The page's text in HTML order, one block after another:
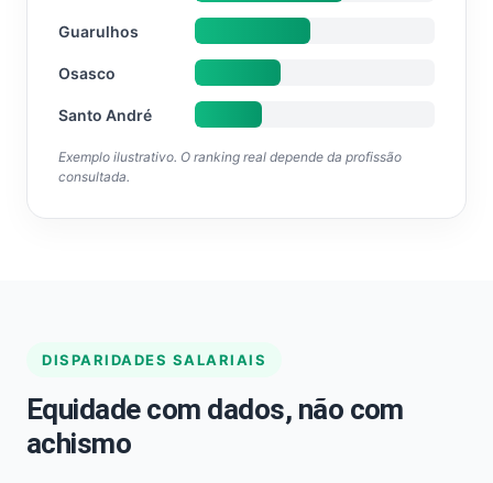
Guarulhos
Osasco
Santo André
Exemplo ilustrativo. O ranking real depende da profissão
consultada.
DISPARIDADES SALARIAIS
Equidade com dados, não com
achismo